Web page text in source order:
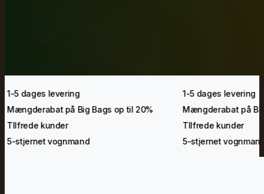
1-5 dages levering
Mængderabat på Big Bags op til 20%
TIlfrede kunder
5-stjernet vognmand
1-5 dages levering
Mængderabat på
TIlfrede kunder
5-stjernet